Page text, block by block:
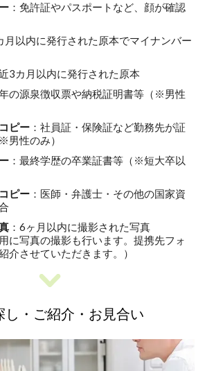
：免許証やパスポートなど、顔が確認
月以内に発行された原本でマイナンバー
3カ月以内に発行された原本
年の源泉徴収票や納税証明書等（※男性
ピー ：社員証・保険証など勤務先が証
男性のみ）
：最終学歴の卒業証書等（※短大卒以
ピー ：医師・弁護士・その他の国家資
：6ヶ月以内に撮影された写真
に写真の撮影も行います。提携先フォ
介させていただきます。）
し・ご紹介・お見合い